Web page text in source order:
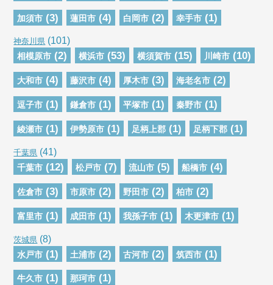
加須市 (3) 蓮田市 (4) 白岡市 (2) 幸手市 (1)
神奈川県 (101)
相模原市 (2) 横浜市 (53) 横須賀市 (15) 川崎市 (10)
大和市 (4) 藤沢市 (4) 厚木市 (3) 海老名市 (2)
逗子市 (1) 鎌倉市 (1) 平塚市 (1) 秦野市 (1)
綾瀬市 (1) 伊勢原市 (1) 足柄上郡 (1) 足柄下郡 (1)
千葉県 (41)
千葉市 (12) 松戸市 (7) 流山市 (5) 船橋市 (4)
佐倉市 (3) 市原市 (2) 野田市 (2) 柏市 (2)
富里市 (1) 成田市 (1) 我孫子市 (1) 木更津市 (1)
茨城県 (8)
水戸市 (1) 土浦市 (2) 古河市 (2) 筑西市 (1)
牛久市 (1) 那珂市 (1)